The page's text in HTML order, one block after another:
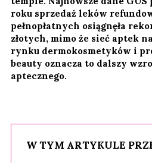
roku sprzedaż leków
pełnopłatnych osiągnęła
złotych, mimo że sieć aptek
rynku dermokosmetyków i
beauty oznacza to dalszy
aptecznego.
W TYM ARTYKULE